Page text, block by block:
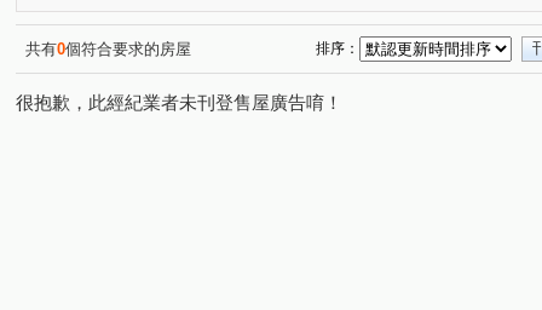
共有0個符合要求的房屋 排序：
很抱歉，此經紀業者未刊登售屋廣告唷！